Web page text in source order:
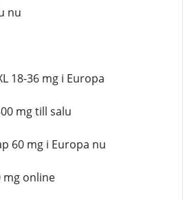
nu
18-36 mg i Europa
mg till salu
60 mg i Europa nu
mg online